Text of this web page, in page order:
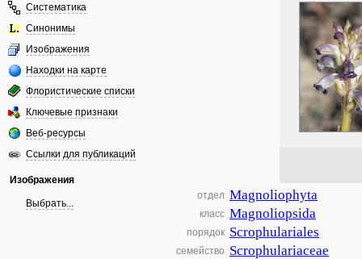
Систематика
Синонимы
Изображения
Находки на карте
Флористические списки
Ключевые признаки
Веб-ресурсы
Ссылки для публикаций
Изображения
Выбрать...
отдел Magnoliophyta
класс Magnoliopsida
порядок Scrophulariales
семейство Scrophulariaceae